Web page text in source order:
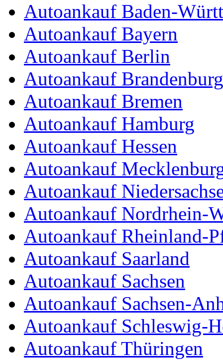
Autoankauf Baden-
Autoankauf Bayern
Autoankauf Berlin
Autoankauf Brandenburg
Autoankauf Bremen
Autoankauf Hamburg
Autoankauf Hessen
Autoankauf
Autoankauf
Autoankauf Nordrhein-
Autoankauf Rheinland-
Autoankauf Saarland
Autoankauf Sachsen
Autoankauf Sachsen-
Autoankauf Schleswig-
Autoankauf Thüringen